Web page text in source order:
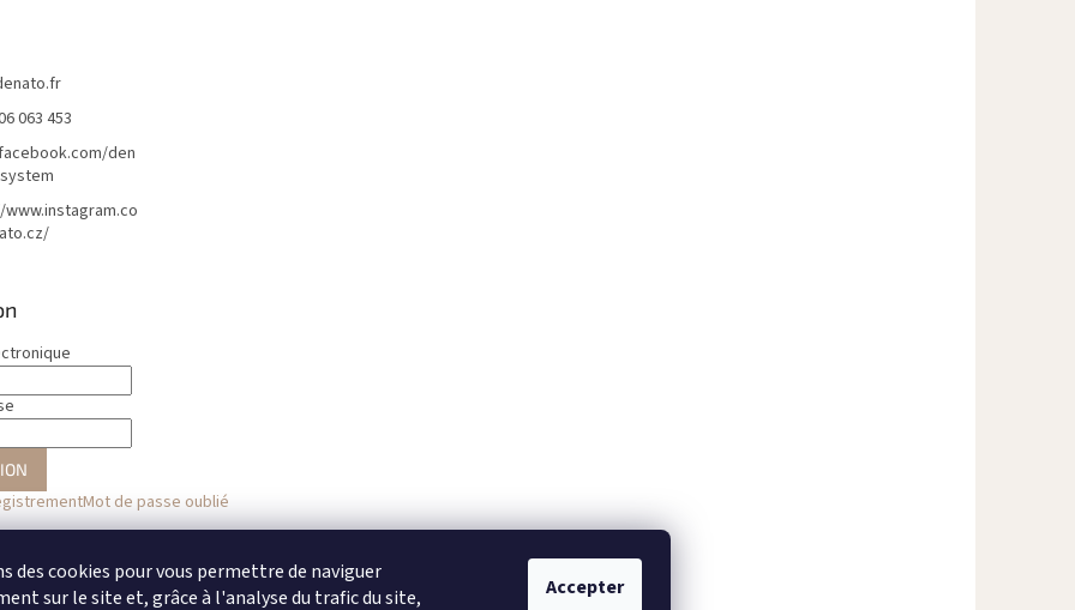
des cookies pour vous permettre de naviguer
sur le site et, grâce à l'analyse du trafic du site,
Accepter
063 453
den
Mot de passe oublié
Se connecter avec Facebook